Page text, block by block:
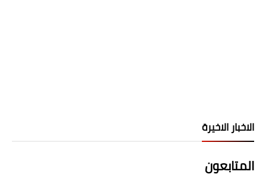
الاخبار الاخيرة
المتابعون